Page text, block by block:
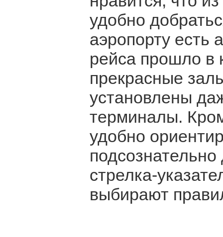
удобно
аэропорту есть
рейса прошло в
прекрасные
установлены
терминалы.
удобно
подсознательно
стрелка-
выбирают